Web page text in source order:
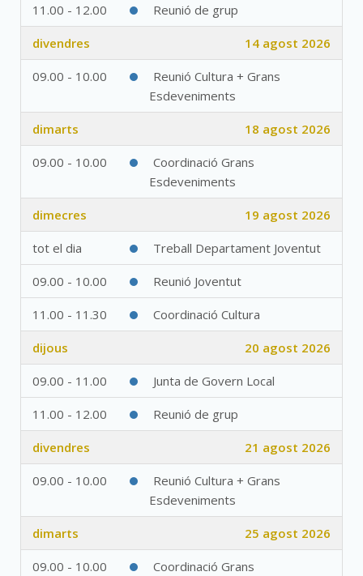
11.00 - 12.00 Reunió de grup
divendres 14 agost 2026
09.00 - 10.00
Reunió Cultura + Grans
Esdeveniments
dimarts 18 agost 2026
09.00 - 10.00
Coordinació Grans
Esdeveniments
dimecres 19 agost 2026
tot el dia Treball Departament Joventut
09.00 - 10.00 Reunió Joventut
11.00 - 11.30 Coordinació Cultura
dijous 20 agost 2026
09.00 - 11.00 Junta de Govern Local
11.00 - 12.00 Reunió de grup
divendres 21 agost 2026
09.00 - 10.00
Reunió Cultura + Grans
Esdeveniments
dimarts 25 agost 2026
09.00 - 10.00
Coordinació Grans